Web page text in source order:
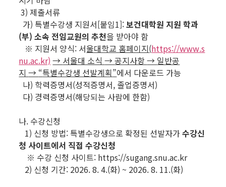
3) 제출서류
가) 특별수강생 지원서[붙임1]:보건대학원 지원 학과
(부) 소속 전임교원의 추천을 받아야 함
※ 지원서 양식: 서울대학교 홈페이지(https://www.s
nu.ac.kr) → 서울대 소식→공지사항→ 일반공
지→ “특별수강생 선발계획”에서 다운로드 가능
나) 학력증명서(성적증명서, 졸업증명서)
다) 경력증명서(해당되는 사람에 한함)
나. 수강신청
1) 신청 방법: 특별수강생으로 확정된 선발자가수강신
청 사이트에서 직접 수강신청
※ 수강 신청 사이트: https://sugang.snu.ac.kr
2) 신청 기간: 2026. 8. 4.(화) ~ 2026. 8. 11.(화)